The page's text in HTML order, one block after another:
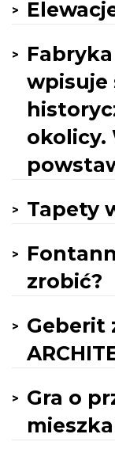
wpisuje
okolicy.
Tapety
zrobić?
Geberit
Gra o